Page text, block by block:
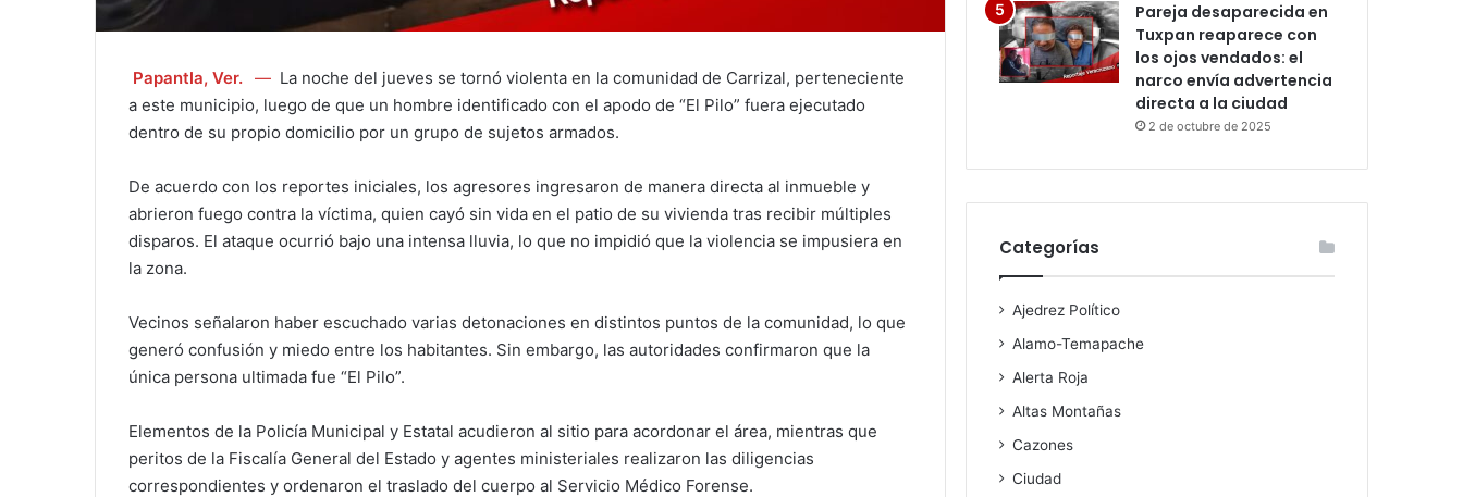
Papantla, Ver. — La noche del jueves se tornó violenta en la comunidad de Carrizal, perteneciente
a este municipio, luego de que un hombre identificado con el apodo de “El Pilo” fuera ejecutado
dentro de su propio domicilio por un grupo de sujetos armados.
De acuerdo con los reportes iniciales, los agresores ingresaron de manera directa al inmueble y
abrieron fuego contra la víctima, quien cayó sin vida en el patio de su vivienda tras recibir múltiples
disparos. El ataque ocurrió bajo una intensa lluvia, lo que no impidió que la violencia se impusiera en
la zona.
Vecinos señalaron haber escuchado varias detonaciones en distintos puntos de la comunidad, lo que
generó confusión y miedo entre los habitantes. Sin embargo, las autoridades confirmaron que la
única persona ultimada fue “El Pilo”.
Elementos de la Policía Municipal y Estatal acudieron al sitio para acordonar el área, mientras que
peritos de la Fiscalía General del Estado y agentes ministeriales realizaron las diligencias
correspondientes y ordenaron el traslado del cuerpo al Servicio Médico Forense.
Pareja desaparecida en
Tuxpan reaparece con
los ojos vendados: el
narco envía advertencia
directa a la ciudad
2 de octubre de 2025
Categorías
Ajedrez Político
Alamo-Temapache
Alerta Roja
Altas Montañas
Cazones
Ciudad